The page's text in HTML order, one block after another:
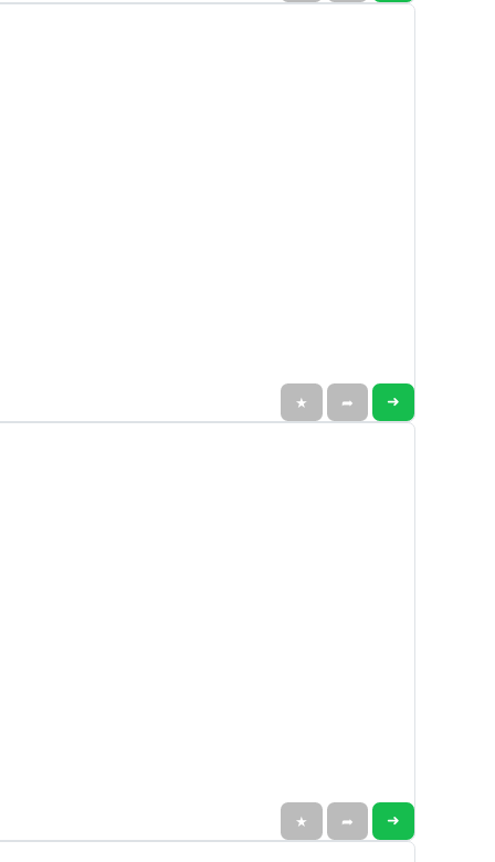
★ ➦ ➜
★ ➦ ➜